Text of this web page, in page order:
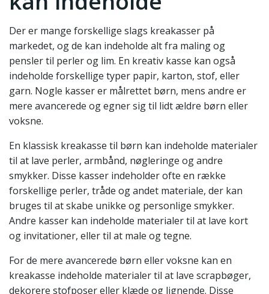
Der er mange forskellige slags kreakasser på
markedet, og de kan indeholde alt fra maling og
pensler til perler og lim. En kreativ kasse kan også
indeholde forskellige typer papir, karton, stof, eller
garn. Nogle kasser er målrettet børn, mens andre er
mere avancerede og egner sig til lidt ældre børn eller
voksne.
En klassisk kreakasse til børn kan indeholde materialer
til at lave perler, armbånd, nøgleringe og andre
smykker. Disse kasser indeholder ofte en række
forskellige perler, tråde og andet materiale, der kan
bruges til at skabe unikke og personlige smykker.
Andre kasser kan indeholde materialer til at lave kort
og invitationer, eller til at male og tegne.
For de mere avancerede børn eller voksne kan en
kreakasse indeholde materialer til at lave scrapbøger,
dekorere stofposer eller klæde og lignende. Disse